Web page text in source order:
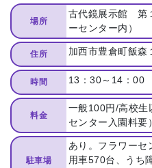
場所
古代鏡展示館 第
ーセンター内）
住所 加西市豊倉町飯森
時間 13：30～14：00
料金
一般100円/高校生
センター入園料要）
駐車場
あり。フラワーセ
用車570台、うち